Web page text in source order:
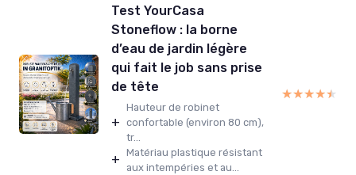
Test YourCasa
Stoneflow : la borne
d’eau de jardin légère
qui fait le job sans prise
de tête
+
Hauteur de robinet
confortable (environ 80 cm),
tr...
+ Matériau plastique résistant
aux intempéries et au...
★★★★★
★★★★★